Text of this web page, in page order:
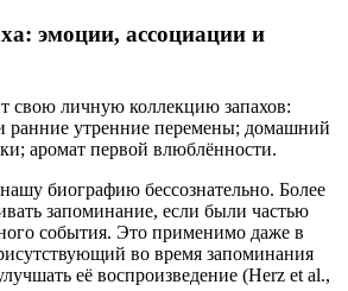
эмоции, ассоциации и
свою личную коллекцию запахов:
ранние утренние перемены; домашний
аромат первой влюблённости.
биографию бессознательно. Более
запоминание, если были частью
события. Это применимо даже в
во время запоминания
её воспроизведение (Herz et al.,